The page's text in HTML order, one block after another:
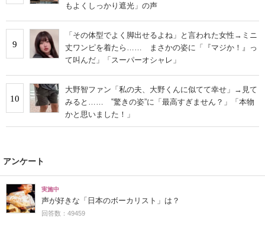
もよくしっかり遮光」の声
9
「その体型でよく脚出せるよね」と言われた女性→ミニ
丈ワンピを着たら…… まさかの姿に「『マジか！』っ
て叫んだ」「スーパーオシャレ」
10
大野智ファン「私の夫、大野くんに似てて幸せ」→見て
みると…… ‟驚きの姿”に「最高すぎません？」「本物
かと思いました！」
アンケート
実施中
声が好きな「日本のボーカリスト」は？
回答数：49459